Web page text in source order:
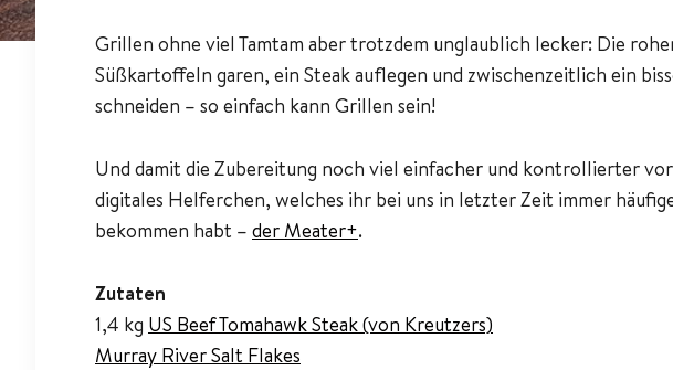
Grillen ohne viel Tamtam aber trotzdem unglaublich lecker: Die
Süßkartoffeln garen, ein Steak auflegen und zwischenzeitlich ein
schneiden – so einfach kann Grillen sein!
Und damit die Zubereitung noch viel einfacher und kontrollierter
digitales Helferchen, welches ihr bei uns in letzter Zeit immer
bekommen habt – der Meater+.
Zutaten
1,4 kg US Beef Tomahawk Steak (von Kreutzers)
Murray River Salt Flakes